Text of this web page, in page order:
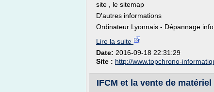
site , le sitemap
D'autres informations
Ordinateur Lyonnais - Dépannage
Lire la suite
Date: 2016-09-18 22:31:29
Site : http://www.topchrono-
IFCM et la vente de